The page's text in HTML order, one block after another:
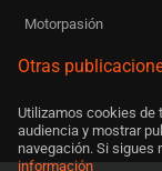
Motorpasión
Otras
Utilizamos cookies de
audiencia y mostrar
navegación. Si sigues
información